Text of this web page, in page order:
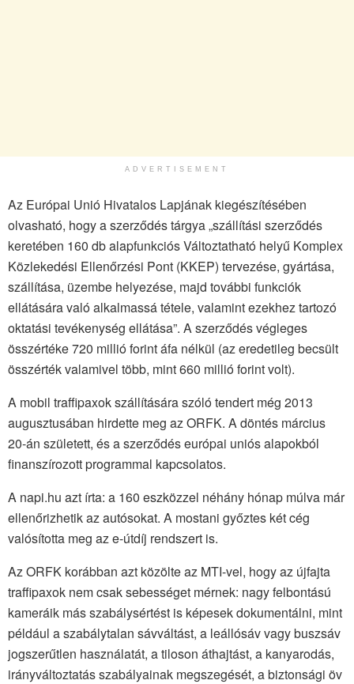
ADVERTISEMENT
Az Európai Unió Hivatalos Lapjának kiegészítésében
olvasható, hogy a szerződés tárgya „szállítási szerződés
keretében 160 db alapfunkciós Változtatható helyű Komplex
Közlekedési Ellenőrzési Pont (KKEP) tervezése, gyártása,
szállítása, üzembe helyezése, majd további funkciók
ellátására való alkalmassá tétele, valamint ezekhez tartozó
oktatási tevékenység ellátása”. A szerződés végleges
összértéke 720 millió forint áfa nélkül (az eredetileg becsült
összérték valamivel több, mint 660 millió forint volt).
A mobil traffipaxok szállítására szóló tendert még 2013
augusztusában hirdette meg az ORFK. A döntés március
20-án született, és a szerződés európai uniós alapokból
finanszírozott programmal kapcsolatos.
A napi.hu azt írta: a 160 eszközzel néhány hónap múlva már
ellenőrizhetik az autósokat. A mostani győztes két cég
valósította meg az e-útdíj rendszert is.
Az ORFK korábban azt közölte az MTI-vel, hogy az újfajta
traffipaxok nem csak sebességet mérnek: nagy felbontású
kameráik más szabálysértést is képesek dokumentálni, mint
például a szabálytalan sávváltást, a leállósáv vagy buszsáv
jogszerűtlen használatát, a tiloson áthajtást, a kanyarodás,
irányváltoztatás szabályainak megszegését, a biztonsági öv